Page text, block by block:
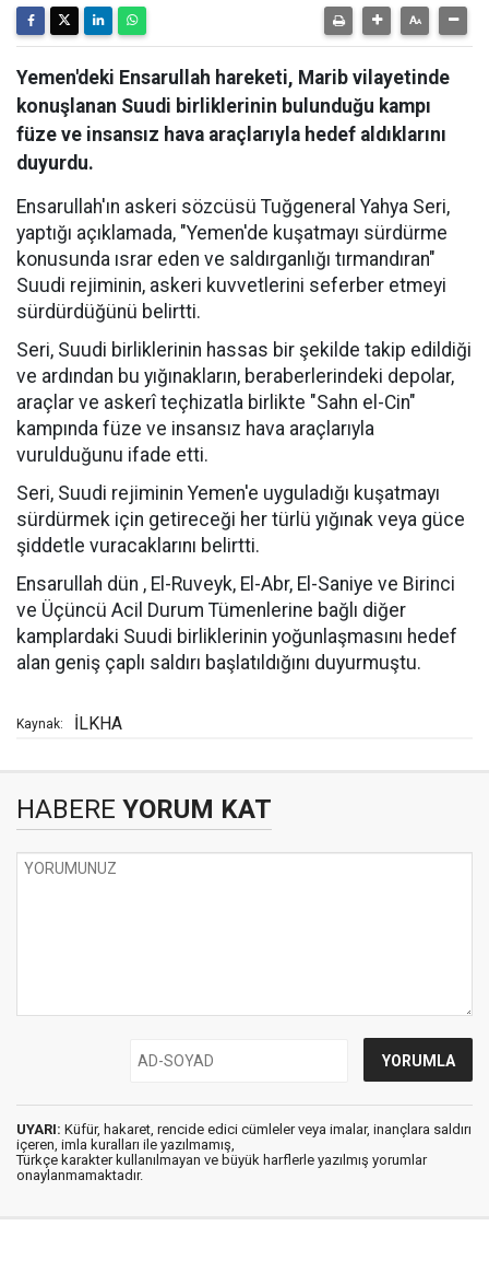
Yemen'deki Ensarullah hareketi, Marib vilayetinde
konuşlanan Suudi birliklerinin bulunduğu kampı
füze ve insansız hava araçlarıyla hedef aldıklarını
duyurdu.
Ensarullah'ın askeri sözcüsü Tuğgeneral Yahya Seri,
yaptığı açıklamada, "Yemen'de kuşatmayı sürdürme
konusunda ısrar eden ve saldırganlığı tırmandıran"
Suudi rejiminin, askeri kuvvetlerini seferber etmeyi
sürdürdüğünü belirtti.
Seri, Suudi birliklerinin hassas bir şekilde takip edildiği
ve ardından bu yığınakların, beraberlerindeki depolar,
araçlar ve askerî teçhizatla birlikte "Sahn el-Cin"
kampında füze ve insansız hava araçlarıyla
vurulduğunu ifade etti.
Seri, Suudi rejiminin Yemen'e uyguladığı kuşatmayı
sürdürmek için getireceği her türlü yığınak veya güce
şiddetle vuracaklarını belirtti.
Ensarullah dün , El-Ruveyk, El-Abr, El-Saniye ve Birinci
ve Üçüncü Acil Durum Tümenlerine bağlı diğer
kamplardaki Suudi birliklerinin yoğunlaşmasını hedef
alan geniş çaplı saldırı başlatıldığını duyurmuştu.
Kaynak: İLKHA
HABERE YORUM KAT
UYARI: Küfür, hakaret, rencide edici cümleler veya imalar, inançlara saldırı
içeren, imla kuralları ile yazılmamış,
Türkçe karakter kullanılmayan ve büyük harflerle yazılmış yorumlar
onaylanmamaktadır.